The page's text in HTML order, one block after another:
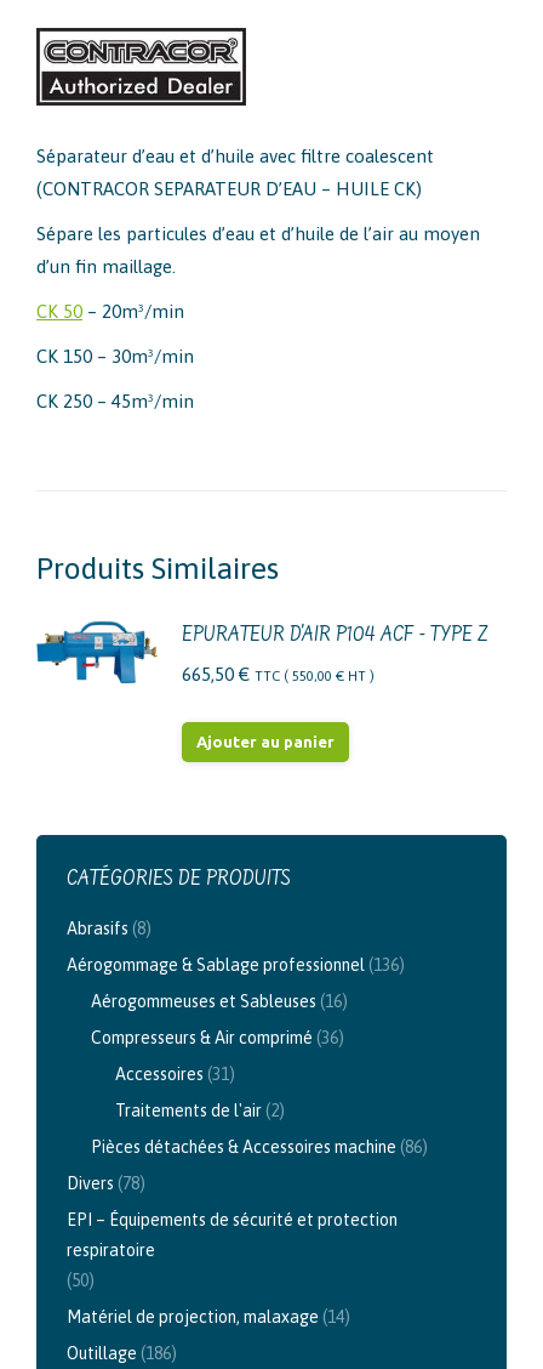
Séparateur d’eau et d’huile avec filtre coalescent
(CONTRACOR SEPARATEUR D’EAU – HUILE CK)
Sépare les particules d’eau et d’huile de l’air au moyen
d’un fin maillage.
CK 50 – 20m³/min
CK 150 – 30m³/min
CK 250 – 45m³/min
Produits Similaires
EPURATEUR D'AIR P104 ACF - TYPE Z
665,50 € TTC ( 550,00 € HT )
Ajouter au panier
CATÉGORIES DE PRODUITS
Abrasifs (8)
Aérogommage & Sablage professionnel (136)
Aérogommeuses et Sableuses (16)
Compresseurs & Air comprimé (36)
Accessoires (31)
Traitements de l'air(2)
Pièces détachées & Accessoires machine (86)
Divers (78)
EPI – Équipements de sécurité et protection
respiratoire
(50)
Matériel de projection, malaxage (14)
Outillage (186)